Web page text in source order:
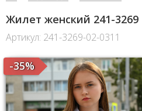
Жилет женский 241-3269
Артикул: 241-3269-02-0311
-35%